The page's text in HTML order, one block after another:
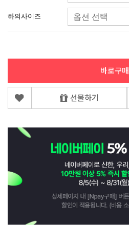
하의사이즈
바로구매
선물하기